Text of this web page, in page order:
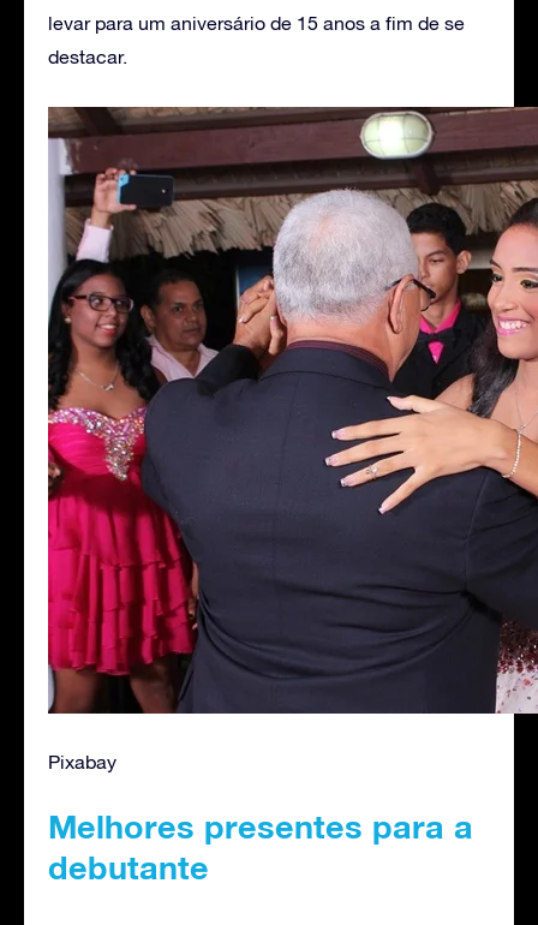
levar para um aniversário de 15 anos a fim de se
destacar.
Pixabay
Melhores presentes para a
debutante